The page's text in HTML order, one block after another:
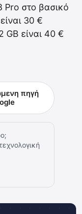
Pro στο βασικό
30 €
GB είναι 40 €
πηγή